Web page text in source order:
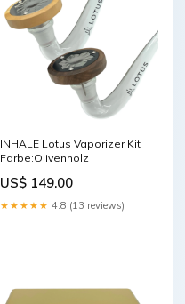
INHALE Lotus Vaporizer Kit
Farbe:Olivenholz
US$ 149.00
★★★★★ 4.8 (13 reviews)